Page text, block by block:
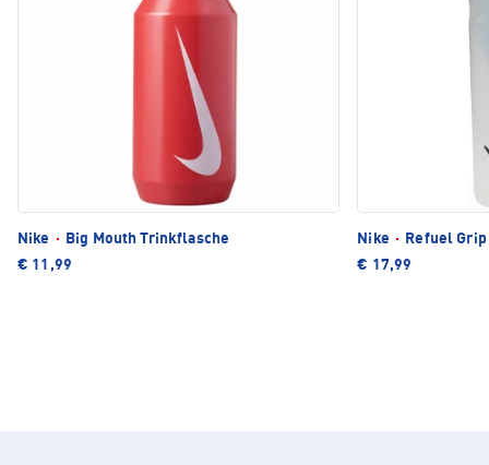
Nike ·
Big Mouth Trinkflasche
€ 11,99
Nike ·
Refuel
€ 17,99